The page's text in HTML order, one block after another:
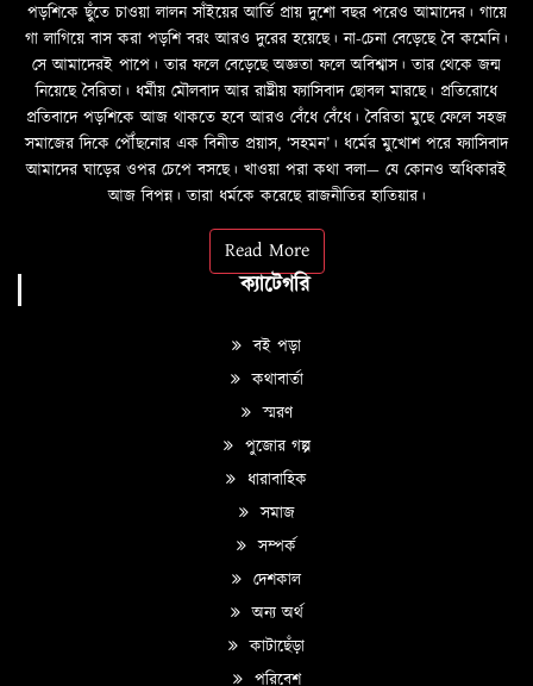
পড়শিকে ছুঁতে চাওয়া লালন সাঁইয়ের আর্তি প্রায় দুশো বছর পরেও আমাদের। গায়ে
গা লাগিয়ে বাস করা পড়শি বরং আরও দুরের হয়েছে। না-চেনা বেড়েছে বৈ কমেনি।
সে আমাদেরই পাপে। তার ফলে বেড়েছে অজ্ঞতা ফলে অবিশ্বাস। তার থেকে জন্ম
নিয়েছে বৈরিতা। ধর্মীয় মৌলবাদ আর রাষ্ট্রীয় ফ্যাসিবাদ ছোবল মারছে। প্রতিরোধে
প্রতিবাদে পড়শিকে আজ থাকতে হবে আরও বেঁধে বেঁধে। বৈরিতা মুছে ফেলে সহজ
সমাজের দিকে পৌঁছনোর এক বিনীত প্রয়াস, ‘সহমন’। ধর্মের মুখোশ পরে ফ্যাসিবাদ
আমাদের ঘাড়ের ওপর চেপে বসছে। খাওয়া পরা কথা বলা—­­ যে কোনও অধিকারই
আজ বিপন্ন। তারা ধর্মকে করেছে রাজনীতির হাতিয়ার।
Read More
ক্যাটেগরি
বই পড়া
কথাবার্তা
স্মরণ
পুজোর গল্প
ধারাবাহিক
সমাজ
সম্পর্ক
দেশকাল
অন্য অর্থ
কাটাছেঁড়া
পরিবেশ